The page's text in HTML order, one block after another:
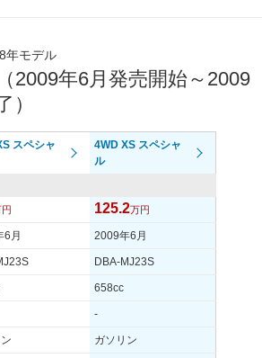
年モデル
2009年6月発売開始～2009
）
スペシャ
4WD XS スペシャ
ル
125.2万円
6月 2009年6月
DBA-MJ23S
658cc
-
ガソリン